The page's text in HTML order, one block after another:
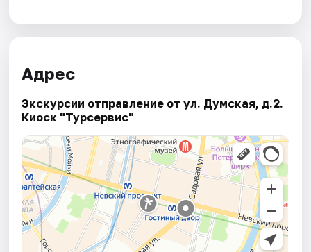
Адрес
Экскурсии отправление от ул. Думская, д.2.
Киоск "Турсервис"